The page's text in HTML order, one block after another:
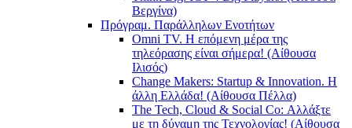
Βεργίνα)
Πρόγραμ. Παράλληλων Ενοτήτων
Omni TV. Η επόμενη μέρα της
τηλεόρασης είναι σήμερα! (Αίθουσα
Ιλισός)
Change Makers: Startup & Innovation. Η
άλλη Ελλάδα! (Αίθουσα Πέλλα)
The Tech, Cloud & Social Co: Αλλάξτε
με τη δύναμη της Τεχνολογίας! (Αίθουσα